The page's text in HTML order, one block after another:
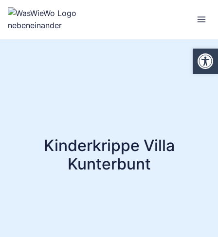
Zum
Inhalt
springen
Kinderkrippe Villa
Kunterbunt